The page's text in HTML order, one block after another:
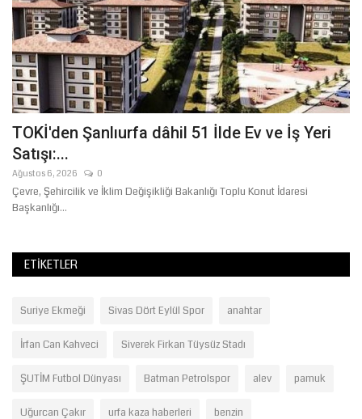
TOKİ'den Şanlıurfa dâhil 51 İlde Ev ve İş Yeri
Satışı:...
Ağustos 6, 2026 0
Çevre, Şehircilik ve İklim Değişikliği Bakanlığı Toplu Konut İdaresi
Başkanlığı...
ETIKETLER
Suriye Ekmeği Sivas Dört Eylül Spor anahtar
İrfan Can Kahveci Siverek Firkan Tüysüz Stadı
ŞUTİM Futbol Dünyası Batman Petrolspor alev pamuk
Uğurcan Çakır urfa kaza haberleri benzin